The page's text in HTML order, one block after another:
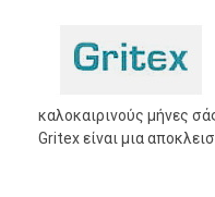
καλοκαιρινούς μήνες
Gritex είναι μια